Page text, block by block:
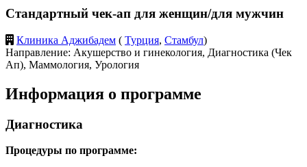
Стандартный чек-ап для женщин/для мужчин
Клиника Аджибадем ( Турция, Стамбул)
Направление: Акушерство и гинекология, Диагностика (Чек
Ап), Маммология, Урология
Информация о программе
Диагностика
Процедуры по программе: